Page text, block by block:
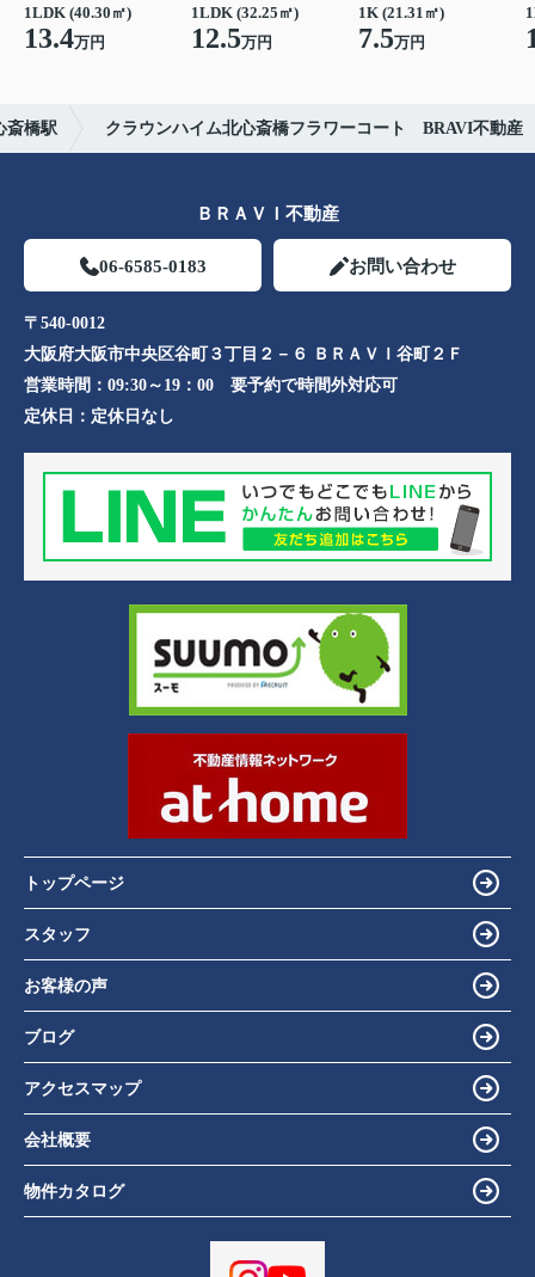
1LDK (40.30㎡)
13.4万円
1LDK (32.25㎡)
12.5万円
1K (21.31㎡)
7.5万円
斎橋駅 クラウンハイム北心斎橋フラワーコート BRAVI不動産
ＢＲＡＶＩ不動産
06-6585-0183 お問い合わせ
〒540-0012
大阪府大阪市中央区谷町３丁目２－６ ＢＲＡＶＩ谷町２Ｆ
営業時間： 09:30～19：00 要予約で時間外対応可
定休日： 定休日なし
トップページ
スタッフ
お客様の声
ブログ
アクセスマップ
会社概要
物件カタログ